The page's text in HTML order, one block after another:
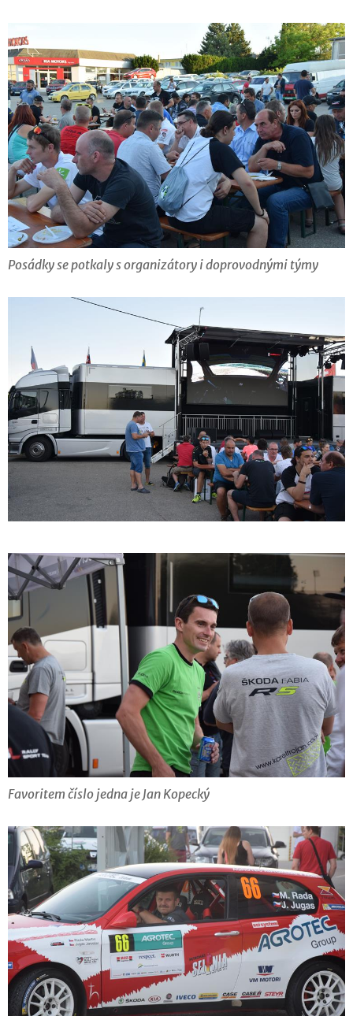
Posádky se potkaly s organizátory i doprovodnými týmy
Favoritem číslo jedna je Jan Kopecký